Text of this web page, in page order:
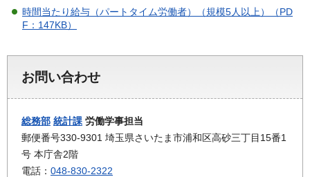
時間当たり給与（パートタイム労働者）（規模5人以上）（PD
F：147KB）
お問い合わせ
総務部 統計課 労働学事担当
郵便番号330-9301 埼玉県さいたま市浦和区高砂三丁目15番1
号 本庁舎2階
電話： 048-830-2322